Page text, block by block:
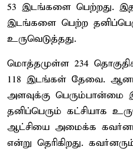
53 இடங்களை பெற்றது.
இடங்களை பெற்ற
உருவெடுத்தது.
மொத்தமுள்ள 234
118 இடங்கள் தேவை.
அளவுக்கு பெரும்பான்மை
தனிப்பெரும் கட்சியாக
ஆட்சியை அமைக்க
என்று தெரிகிறது.